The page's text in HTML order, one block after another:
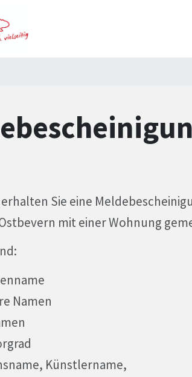
Sie eine
mit einer Wohnung
Namen
Künstlername,